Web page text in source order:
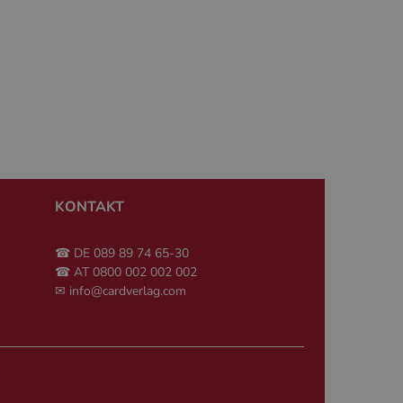
KONTAKT
☎ DE 089 89 74 65-30
☎ AT 0800 002 002 002
✉ info@cardverlag.com
und die
verbunden. Es
zu speichern
für